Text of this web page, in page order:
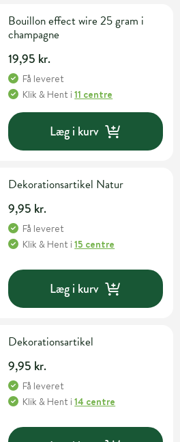
Bouillon effect wire 25 gram i
champagne
19,95 kr.
Få leveret
Klik & Hent i11 centre
Læg i kurv
Dekorationsartikel Natur
9,95 kr.
Få leveret
Klik & Hent i15 centre
Læg i kurv
Dekorationsartikel
9,95 kr.
Få leveret
Klik & Hent i14 centre